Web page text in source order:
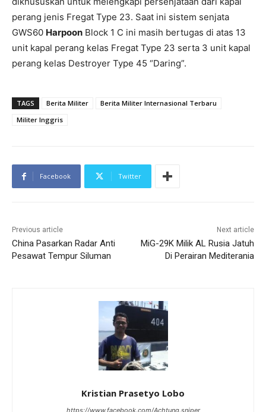
perang jenis Fregat Type 23. Saat ini sistem senjata
GWS60 Harpoon Block 1 C ini masih bertugas di atas 13
unit kapal perang kelas Fregat Type 23 serta 3 unit kapal
perang kelas Destroyer Type 45 “Daring”.
TAGS Berita Militer
Berita Militer Internasional Terbaru
Militer Inggris
Facebook Twitter
Previous article
China Pasarkan Radar Anti
Pesawat Tempur Siluman
Next article
MiG-29K Milik AL Rusia Jatuh
Di Perairan Mediterania
Kristian Prasetyo Lobo